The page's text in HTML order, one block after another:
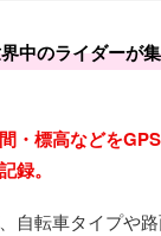
中のライダーが
・標高などを
録。
自転車タイプや